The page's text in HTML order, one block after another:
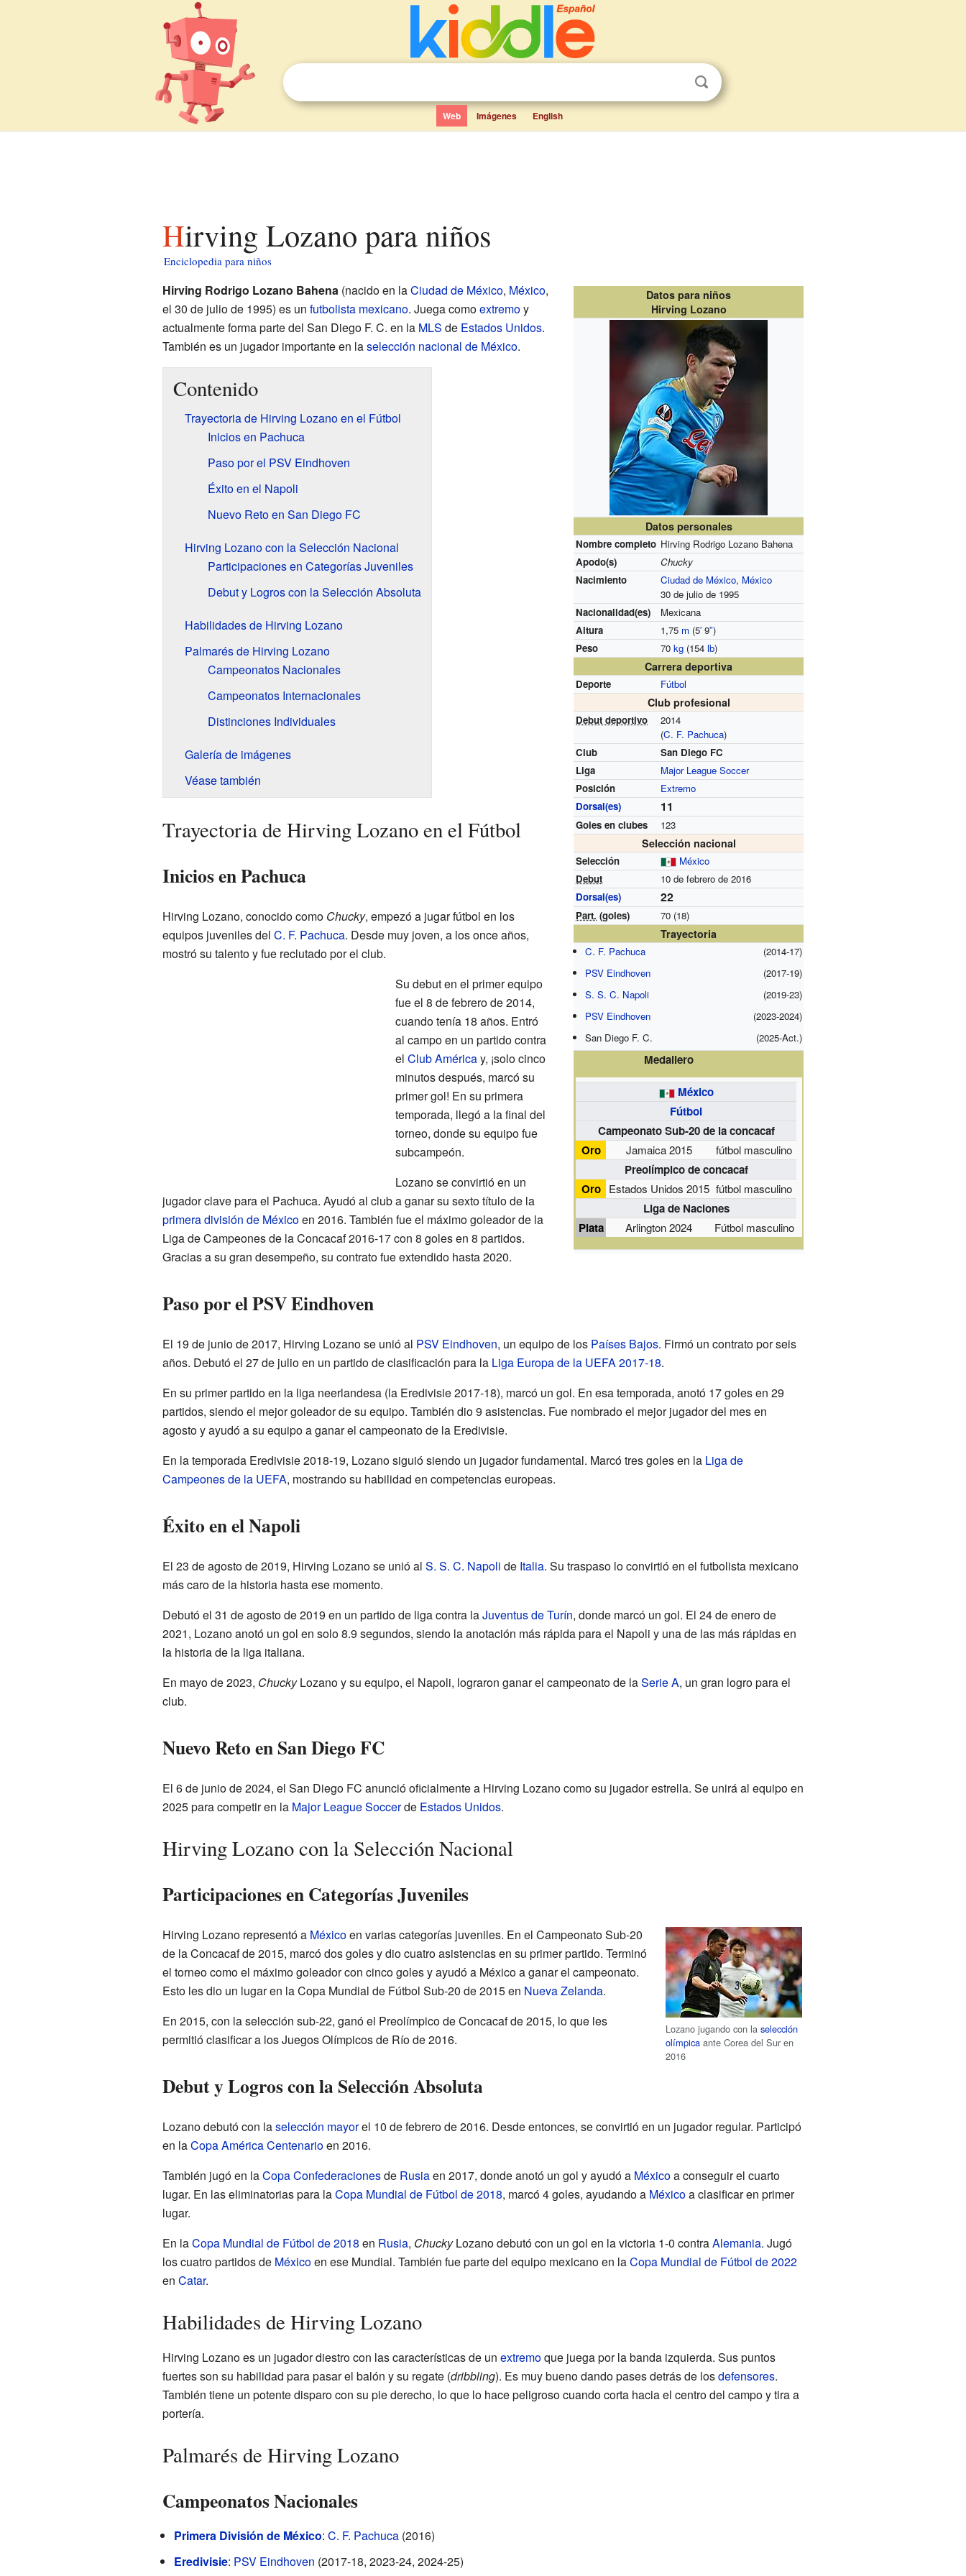
Web Imágenes English
Hirving Lozano para niños
Enciclopedia para niños
Datos para niños
Hirving Lozano
Datos personales
Nombre completo Hirving Rodrigo Lozano Bahena
Apodo(s)
Chucky
Nacimiento
Ciudad de México, México
30 de julio de 1995
Nacionalidad(es)
Mexicana
Altura
1,75 m (5′ 9″)
Peso
70kg (154lb)
Carrera deportiva
Deporte Fútbol
Club profesional
Debut deportivo
2014
(C. F. Pachuca)
Club
San Diego FC
Liga
Major League Soccer
Posición
Extremo
Dorsal(es)
11
Goles en clubes 123
Selección nacional
Selección
México
Debut
10 de febrero de 2016
Dorsal(es)
22
Part. (goles) 70 (18)
Trayectoria
C. F. Pachuca
(2014-17)
PSV Eindhoven
(2017-19)
S. S. C. Napoli
(2019-23)
PSV Eindhoven
(2023-2024)
San Diego F. C.
(2025-Act.)
Medallero
México
Fútbol
Campeonato Sub-20 de la concacaf
Oro
Jamaica 2015 fútbol masculino
Preolímpico de concacaf
Oro Estados Unidos 2015 fútbol masculino
Liga de Naciones
Plata
Arlington 2024 Fútbol masculino
Hirving Rodrigo Lozano Bahena(nacido en laCiudad de México, México,
el 30 de julio de 1995) es un futbolista mexicano. Juega comoextremoy
actualmente forma parte del San Diego F. C. en la MLS de Estados Unidos.
También es un jugador importante en laselección nacional de México.
Contenido
Trayectoria de Hirving Lozano en el Fútbol
Inicios en Pachuca
Paso por el PSV Eindhoven
Éxito en el Napoli
Nuevo Reto en San Diego FC
Hirving Lozano con la Selección Nacional
Participaciones en Categorías Juveniles
Debut y Logros con la Selección Absoluta
Habilidades de Hirving Lozano
Palmarés de Hirving Lozano
Campeonatos Nacionales
Campeonatos Internacionales
Distinciones Individuales
Galería de imágenes
Véase también
Trayectoria de Hirving Lozano en el Fútbol
Inicios en Pachuca
Hirving Lozano, conocido como Chucky, empezó a jugar fútbol en los
equipos juveniles del C. F. Pachuca. Desde muy joven, a los once años,
mostró su talento y fue reclutado por el club.
Su debut en el primer equipo
fue el 8 de febrero de 2014,
cuando tenía 18 años. Entró
al campo en un partido contra
el Club Américay, ¡solo cinco
minutos después, marcó su
primer gol! En su primera
temporada, llegó a la final del
torneo, donde su equipo fue
subcampeón.
Lozano se convirtió en un
jugador clave para el Pachuca. Ayudó al club a ganar su sexto título de la
primera división de Méxicoen 2016. También fue el máximo goleador de la
Liga de Campeones de la Concacaf 2016-17 con 8 goles en 8 partidos.
Gracias a su gran desempeño, su contrato fue extendido hasta 2020.
Paso por el PSV Eindhoven
El 19 de junio de 2017, Hirving Lozano se unió al PSV Eindhoven, un equipo de los Países Bajos. Firmó un contrato por seis
años. Debutó el 27 de julio en un partido de clasificación para la Liga Europa de la UEFA 2017-18.
En su primer partido en la liga neerlandesa (la Eredivisie 2017-18), marcó un gol. En esa temporada, anotó 17 goles en 29
partidos, siendo el mejor goleador de su equipo. También dio 9 asistencias. Fue nombrado el mejor jugador del mes en
agosto y ayudó a su equipo a ganar el campeonato de la Eredivisie.
En la temporada Eredivisie 2018-19, Lozano siguió siendo un jugador fundamental. Marcó tres goles en la Liga de
Campeones de la UEFA, mostrando su habilidad en competencias europeas.
Éxito en el Napoli
El 23 de agosto de 2019, Hirving Lozano se unió al S. S. C. Napoli de Italia. Su traspaso lo convirtió en el futbolista mexicano
más caro de la historia hasta ese momento.
Debutó el 31 de agosto de 2019 en un partido de liga contra laJuventus de Turín, donde marcó un gol. El 24 de enero de
2021, Lozano anotó un gol en solo 8.9 segundos, siendo la anotación más rápida para el Napoli y una de las más rápidas en
la historia de la liga italiana.
En mayo de 2023, ChuckyLozano y su equipo, el Napoli, lograron ganar el campeonato de laSerie A, un gran logro para el
club.
Nuevo Reto en San Diego FC
El 6 de junio de 2024, el San Diego FC anunció oficialmente a Hirving Lozano como su jugador estrella. Se unirá al equipo en
2025 para competir en la Major League Soccerde Estados Unidos.
Hirving Lozano con la Selección Nacional
Participaciones en Categorías Juveniles
Lozano jugando con laselección
olímpica ante Corea del Sur en
2016
Hirving Lozano representó a Méxicoen varias categorías juveniles. En el Campeonato Sub-20
de la Concacaf de 2015, marcó dos goles y dio cuatro asistencias en su primer partido. Terminó
el torneo como el máximo goleador con cinco goles y ayudó a México a ganar el campeonato.
Esto les dio un lugar en la Copa Mundial de Fútbol Sub-20 de 2015 en Nueva Zelanda.
En 2015, con la selección sub-22, ganó el Preolímpico de Concacaf de 2015, lo que les
permitió clasificar a los Juegos Olímpicos de Río de 2016.
Debut y Logros con la Selección Absoluta
Lozano debutó con laselección mayorel 10 de febrero de 2016. Desde entonces, se convirtió en un jugador regular. Participó
en laCopa América Centenarioen 2016.
También jugó en laCopa Confederacionesde Rusiaen 2017, donde anotó un gol y ayudó a Méxicoa conseguir el cuarto
lugar. En las eliminatorias para laCopa Mundial de Fútbol de 2018, marcó 4 goles, ayudando a Méxicoa clasificar en primer
lugar.
En laCopa Mundial de Fútbol de 2018 en Rusia, ChuckyLozano debutó con un gol en la victoria 1-0 contraAlemania. Jugó
los cuatro partidos de Méxicoen ese Mundial. También fue parte del equipo mexicano en laCopa Mundial de Fútbol de 2022
en Catar.
Habilidades de Hirving Lozano
Hirving Lozano es un jugador diestro con las características de un extremoque juega por la banda izquierda. Sus puntos
fuertes son su habilidad para pasar el balón y su regate (dribbling). Es muy bueno dando pases detrás de losdefensores.
También tiene un potente disparo con su pie derecho, lo que lo hace peligroso cuando corta hacia el centro del campo y tira a
portería.
Palmarés de Hirving Lozano
Campeonatos Nacionales
Primera División de México: C. F. Pachuca(2016)
Eredivisie: PSV Eindhoven (2017-18, 2023-24, 2024-25)